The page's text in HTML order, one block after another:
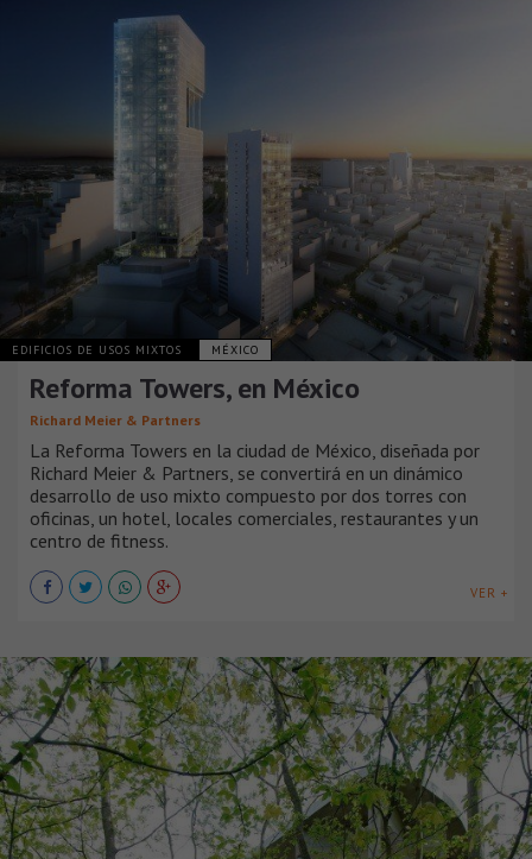
EDIFICIOS DE USOS MIXTOS MÉXICO
Reforma Towers, en México
Richard Meier & Partners
La Reforma Towers en la ciudad de México, diseñada por
Richard Meier & Partners, se convertirá en un dinámico
desarrollo de uso mixto compuesto por dos torres con
oficinas, un hotel, locales comerciales, restaurantes y un
centro de fitness.
VER +